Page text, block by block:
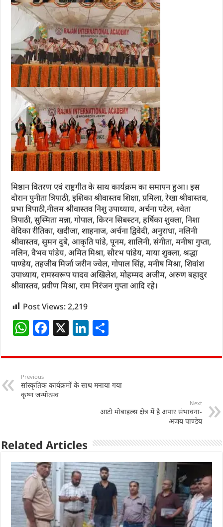
मिष्ठान वितरण एवं राष्ट्रगीत के साथ कार्यक्रम का समापन हुआ। इस
दौरान पुनीता त्रिपाठी, इशिका श्रीवास्तव शिक्षा, प्रमिला, रेखा श्रीवास्तव,
प्रभा त्रिपाठी,नीलम श्रीवास्तव निशु उपाध्याय, अर्चना पटेल, श्वेता
त्रिपाठी, सुस्मिता मन्ना, गोपाल, किरन सिबस्टन, हर्षिका शुक्ला, निशा
वेदिका रीतिका, खदीजा, शाहनाज, अर्चना द्विवेदी, अनुराधा, नलिनी
श्रीवास्तव, सुमन दुबे, आकृति पांडे, पूनम, शालिनी, संगीता, मनीषा गुप्ता,
नलिन, वैभव पांडेय, अमित मिश्रा, सौरभ पांडेय, माया शुक्ला, श्रद्धा
पाण्डेय, तहजीब मिर्जा जरीन ज्वेल, गोपाल सिंह, मनीष मिश्रा, शिवांश
उपाध्याय, रामस्वरूप यादव अखिलेश, मोहम्मद अजीम, अरुण बहादुर
श्रीवास्तव, प्रवीण मिश्रा, राम निरंजन गुप्ता आदि रहे।
Post Views:2,219
W
at
s
A
F
c
b
k
X Li
k
dI
ar
Previous
सांस्कृतिक कार्यक्रमों के साथ मनाया गया
कृष्ण जन्मोत्सव
Next
आटो मोबाइल्स क्षेत्र में है अपार संभावना-
अजय पाण्डेय
Related Articles